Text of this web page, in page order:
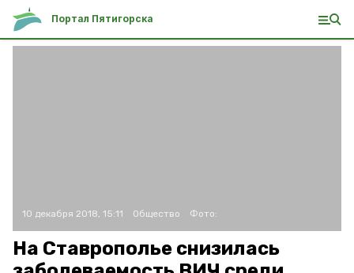
Портал Пятигорска
10 декабря 2018, 15:11 Общество Фото:
На Ставрополье снизилась